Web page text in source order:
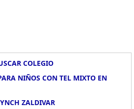
COLEGIO
NIÑOS CON TEL MIXTO EN
ZALDIVAR